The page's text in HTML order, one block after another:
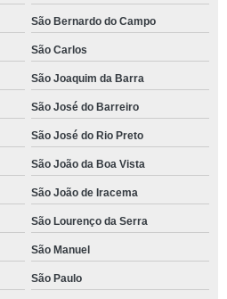
São Bernardo do Campo
São Carlos
São Joaquim da Barra
São José do Barreiro
São José do Rio Preto
São João da Boa Vista
São João de Iracema
São Lourenço da Serra
São Manuel
São Paulo